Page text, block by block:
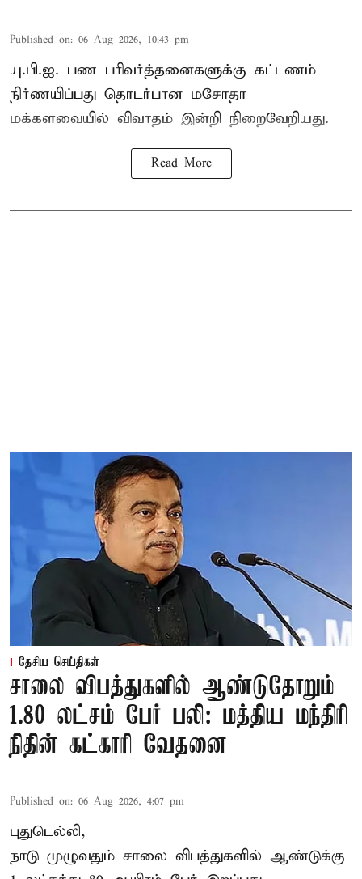
Published on: 06 Aug 2026, 10:43 pm
யு.பி.ஐ. பண பரிவர்த்தனைகளுக்கு கட்டணம்
நிர்ணயிப்பது தொடர்பான மசோதா
மக்களவையில் விவாதம் இன்றி நிறைவேறியது.
Read More
தேசிய செய்திகள்
சாலை விபத்துகளில் ஆண்டுதோறும்
1.80 லட்சம் பேர் பலி: மத்திய மந்திரி
நிதின் கட்காரி வேதனை
Published on: 06 Aug 2026, 4:07 pm
புதுடெல்லி,
நாடு முழுவதும் சாலை விபத்துகளில் ஆண்டுக்கு